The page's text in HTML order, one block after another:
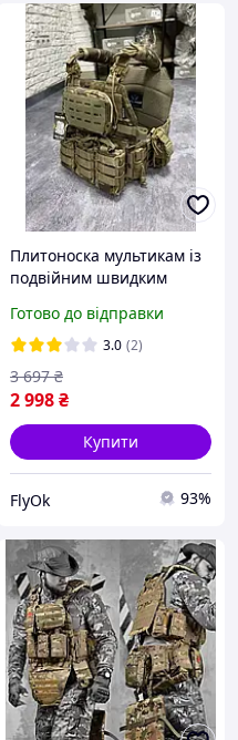
Плитоноска мультикам із
подвійним швидким
тактична multicam на 4
точки скидання ВСУ art.fly
Готово до відправки
3.0 (2)
2 998₴
3 697 ₴
Купити
FlyOk 93%